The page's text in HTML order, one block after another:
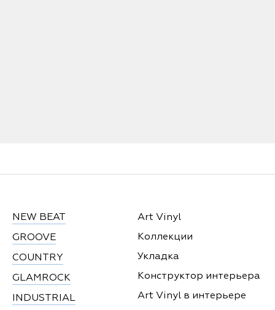
NEW BEAT
GROOVE
COUNTRY
GLAMROCK
INDUSTRIAL
Art Vinyl
Коллекции
Укладка
Конструктор интерьера
Art Vinyl в интерьере